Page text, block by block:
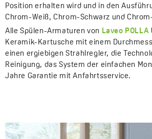
Position erhalten wird und in den
Chrom-Weiß, Chrom-Schwarz und
Alle Spülen-Armaturen von Laveo POLLA
Keramik-Kartusche mit einem
einen ergiebigen Strahlregler, die
Reinigung, das System der einfachen
Jahre Garantie mit Anfahrtsservice.